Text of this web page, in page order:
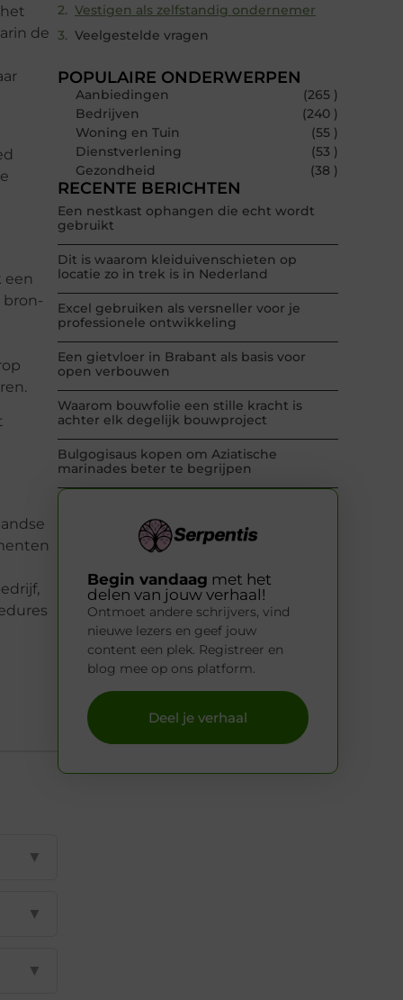
de
een
bron-
▼
▼
▼
Vestigen als zelfstandig ondernemer
Veelgestelde vragen
POPULAIRE ONDERWERPEN
Aanbiedingen
(265 )
Bedrijven
(240 )
Woning en Tuin
(55 )
Dienstverlening
(53 )
Gezondheid
(38 )
RECENTE BERICHTEN
Een nestkast ophangen die echt wordt
gebruikt
Dit is waarom kleiduivenschieten op
locatie zo in trek is in Nederland
Excel gebruiken als versneller voor je
professionele ontwikkeling
Een gietvloer in Brabant als basis voor
open verbouwen
Waarom bouwfolie een stille kracht is
achter elk degelijk bouwproject
Bulgogisaus kopen om Aziatische
marinades beter te begrijpen
Begin vandaag met het
delen van jouw verhaal!
Ontmoet andere schrijvers, vind
nieuwe lezers en geef jouw
content een plek. Registreer en
blog mee op ons platform.
Deel je verhaal